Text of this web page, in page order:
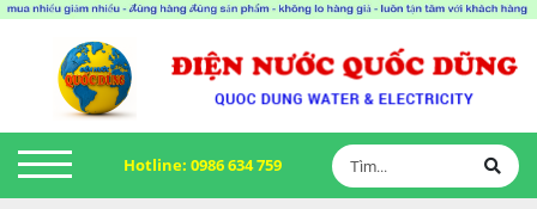
Hotline: 0986 634 759